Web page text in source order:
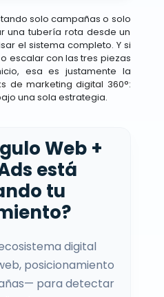
solo campañas o solo
una tubería rota desde un
el sistema completo. Y si
escalar con las tres piezas
esa es justamente la
de marketing digital 360°:
una sola estrategia.
Web +
está
tu
digital
posicionamiento
para detectar